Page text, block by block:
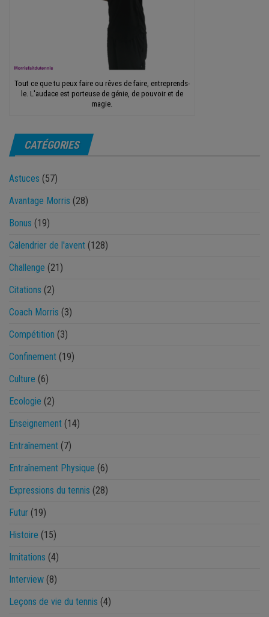
Tout ce que tu peux faire ou rêves de faire, entreprends-
le. L'audace est porteuse de génie, de pouvoir et de
magie.
CATÉGORIES
Astuces (57)
Avantage Morris (28)
Bonus (19)
Calendrier de l'avent (128)
Challenge (21)
Citations (2)
Coach Morris (3)
Compétition (3)
Confinement (19)
Culture (6)
Ecologie (2)
Enseignement (14)
Entraînement (7)
Entraînement Physique (6)
Expressions du tennis (28)
Futur (19)
Histoire (15)
Imitations (4)
Interview (8)
Leçons de vie du tennis (4)